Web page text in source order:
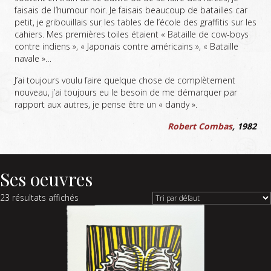
faisais de l’humour noir. Je faisais beaucoup de batailles car
petit, je gribouillais sur les tables de l’école des graffitis sur les
cahiers. Mes premières toiles étaient « Bataille de cow-boys
contre indiens », « Japonais contre américains », « Bataille
navale »…
J’ai toujours voulu faire quelque chose de complètement
nouveau, j’ai toujours eu le besoin de me démarquer par
rapport aux autres, je pense être un « dandy ».
Robert Combas, 1982
Ses oeuvres
23 résultats affichés